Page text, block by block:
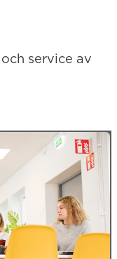
service av